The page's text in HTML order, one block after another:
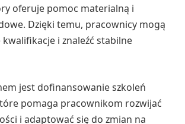
oferuje pomoc materialną i
Dzięki temu, pracownicy mogą
i znaleźć stabilne
jest dofinansowanie szkoleń
pomaga pracownikom rozwijać
i adaptować się do zmian na